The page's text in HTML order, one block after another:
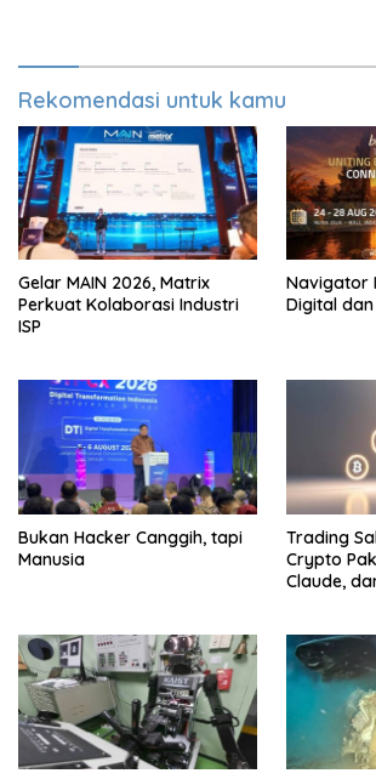
Rekomendasi untuk kamu
Gelar MAIN 2026, Matrix
Perkuat Kolaborasi Industri
ISP
Navigator
Digital dan
Bukan Hacker Canggih, tapi
Manusia
Trading
Crypto
Claude,